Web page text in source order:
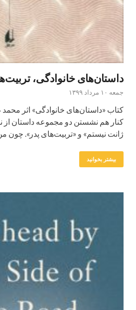
داستان‌های خانوادگی،
جمعه ۱۰ مرداد ۱۳۹۹
کتاب «داستان‌های خانوادگی» اثر
کنار هم نشستن دو مجموعه داستان
ژانت نیستم» و «تربیت‌های پدر». چون
بیشتر بخوانید